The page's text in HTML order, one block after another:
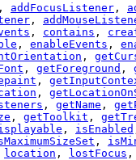
, addFocusListener ,
,
, contains ,
, enableEvents ,
,
, getForeground ,
,
,
, getName ,
, getToolkit ,
, isEnabled
,
location , lostFocus